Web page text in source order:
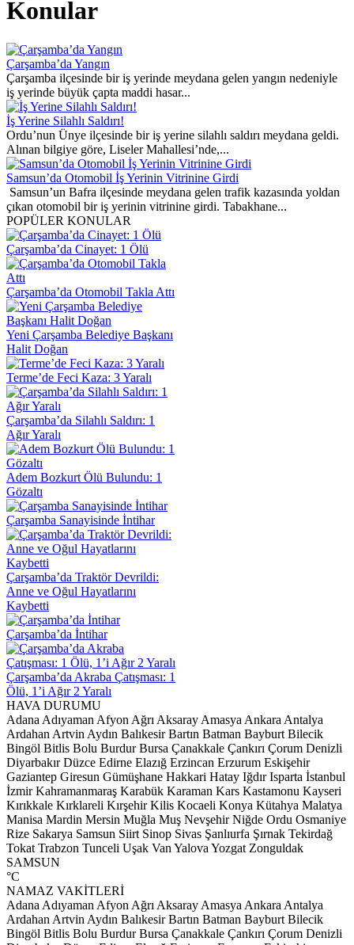
Konular
Çarşamba’da Yangın
Çarşamba ilçesinde bir iş yerinde meydana gelen yangın nedeniyle
iş yerinde büyük çapta maddi hasar...
İş Yerine Silahlı Saldırı!
Ordu’nun Ünye ilçesinde bir iş yerine silahlı saldırı meydana geldi.
Alınan bilgiye göre, Liseler Mahallesi’nde,...
Samsun’da Otomobil İş Yerinin Vitrinine Girdi
Samsun’un Bafra ilçesinde meydana gelen trafik kazasında yoldan
çıkan otomobil bir iş yerinin vitrinine girdi. Tabakhane...
POPÜLER KONULAR
Çarşamba’da Cinayet: 1 Ölü
Çarşamba’da Otomobil Takla Attı
Yeni Çarşamba Belediye Başkanı
Halit Doğan
Terme’de Feci Kaza: 3 Yaralı
Çarşamba’da Silahlı Saldırı: 1
Ağır Yaralı
Adem Bozkurt Ölü Bulundu: 1
Gözaltı
Çarşamba Sanayisinde İntihar
Çarşamba’da Traktör Devrildi:
Anne ve Oğul Hayatlarını
Kaybetti
Çarşamba’da İntihar
Çarşamba’da Akraba Çatışması: 1
Ölü, 1’i Ağır 2 Yaralı
HAVA DURUMU
Adana Adıyaman Afyon Ağrı Aksaray Amasya Ankara Antalya
Ardahan Artvin Aydın Balıkesir Bartın Batman Bayburt Bilecik
Bingöl Bitlis Bolu Burdur Bursa Çanakkale Çankırı Çorum Denizli
Diyarbakır Düzce Edirne Elazığ Erzincan Erzurum Eskişehir
Gaziantep Giresun Gümüşhane Hakkari Hatay Iğdır Isparta İstanbul
İzmir Kahramanmaraş Karabük Karaman Kars Kastamonu Kayseri
Kırıkkale Kırklareli Kırşehir Kilis Kocaeli Konya Kütahya Malatya
Manisa Mardin Mersin Muğla Muş Nevşehir Niğde Ordu Osmaniye
Rize Sakarya Samsun Siirt Sinop Sivas Şanlıurfa Şırnak Tekirdağ
Tokat Trabzon Tunceli Uşak Van Yalova Yozgat Zonguldak
SAMSUN
°C
NAMAZ VAKİTLERİ
Adana Adıyaman Afyon Ağrı Aksaray Amasya Ankara Antalya
Ardahan Artvin Aydın Balıkesir Bartın Batman Bayburt Bilecik
Bingöl Bitlis Bolu Burdur Bursa Çanakkale Çankırı Çorum Denizli